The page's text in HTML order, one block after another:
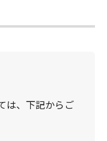
は、下記からご